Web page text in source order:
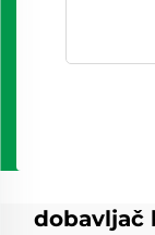
dobavljač